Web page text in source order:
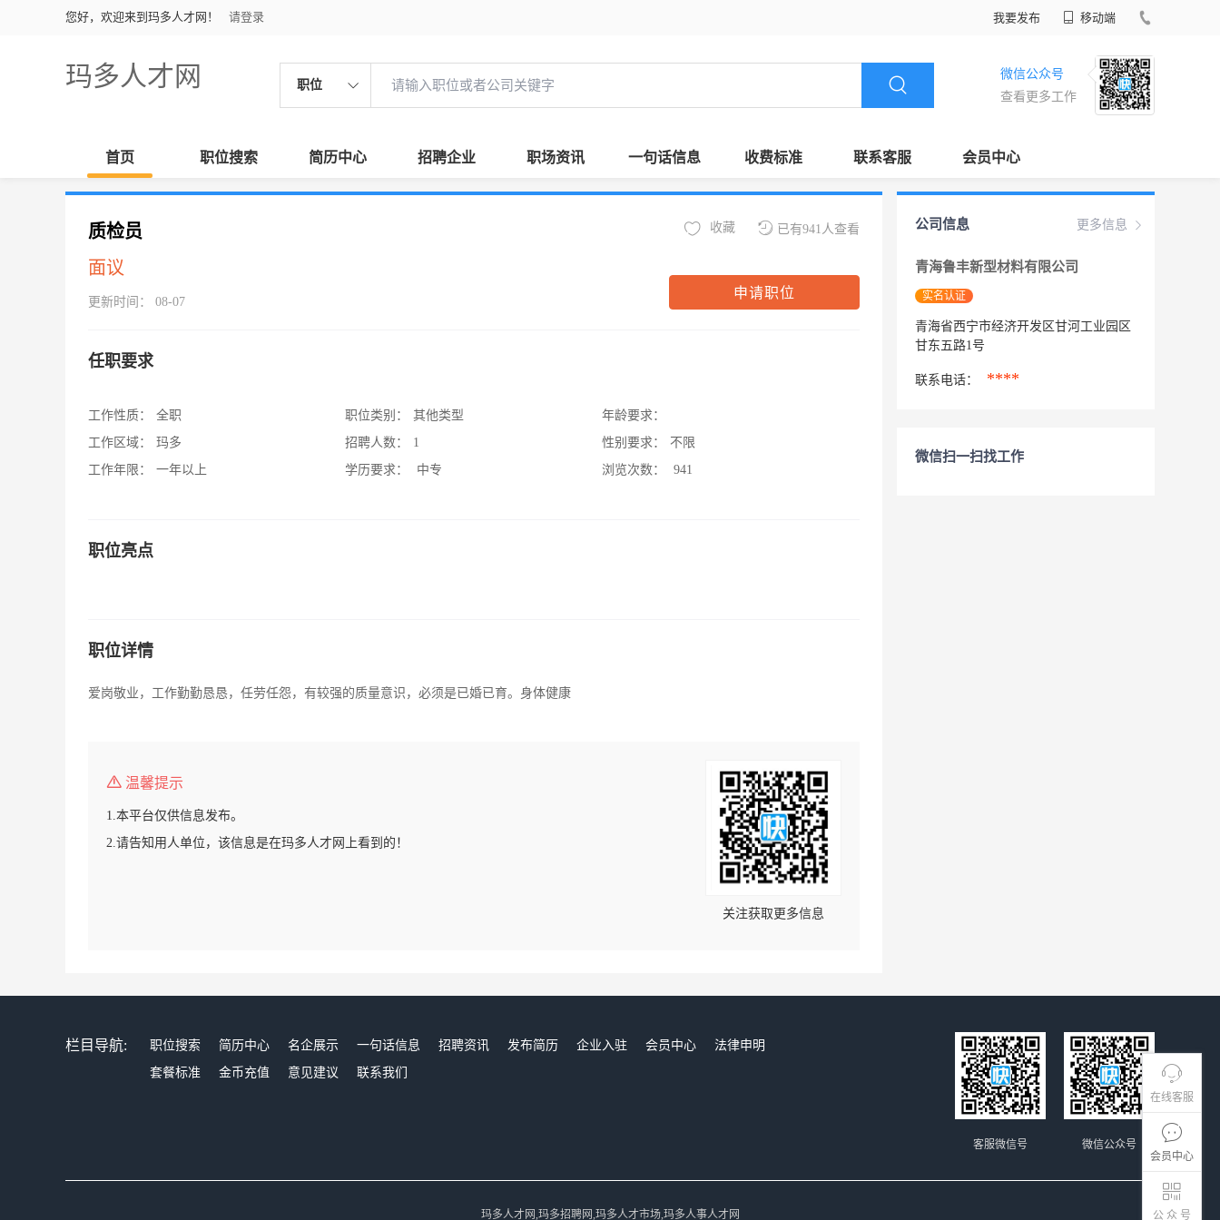
您好，欢迎来到玛多人才网！ 请登录 我要发布 移动端
玛多人才网 职位
微信公众号
查看更多工作
首页 职位搜索 简历中心 招聘企业 职场资讯 一句话信息 收费标准 联系客服 会员中心
在线客服
会员中心
公 众 号
质检员
面议
更新时间： 08-07
已有941人查看
收藏
申请职位
任职要求
工作性质：
全职
工作区域：
玛多
工作年限：
一年以上
职位类别：
其他类型
招聘人数：
1
学历要求：
中专
年龄要求：
性别要求：
不限
浏览次数：
941
职位亮点
职位详情
爱岗敬业，工作勤勤恳恳，任劳任怨，有较强的质量意识，必须是已婚已育。身体健康
温馨提示
1.本平台仅供信息发布。
2.请告知用人单位，该信息是在玛多人才网上看到的！
关注获取更多信息
更多信息
公司信息
青海鲁丰新型材料有限公司
实名认证
青海省西宁市经济开发区甘河工业园区
甘东五路1号
联系电话： ****
微信扫一扫找工作
栏目导航: 职位搜索 简历中心 名企展示 一句话信息 招聘资讯 发布简历 企业入驻 会员中心
法律申明
套餐标准
金币充值 意见建议 联系我们
微信公众号
客服微信号
玛多人才网,玛多招聘网,玛多人才市场,玛多人事人才网